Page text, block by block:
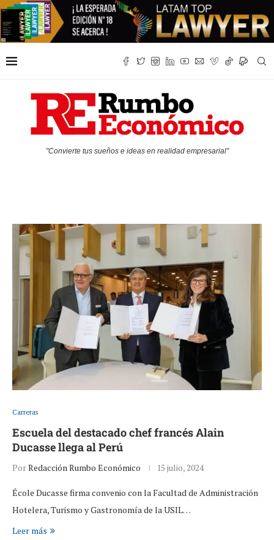
"Convierte tus sueños e ideas en realidad empresarial"
Carreras
Escuela del destacado chef francés Alain
Ducasse llega al Perú
PorRedacción Rumbo Económico 15 julio, 2024
École Ducasse firma convenio con la Facultad de Administración
Hotelera, Turismo y Gastronomía de la USIL…
Leer más